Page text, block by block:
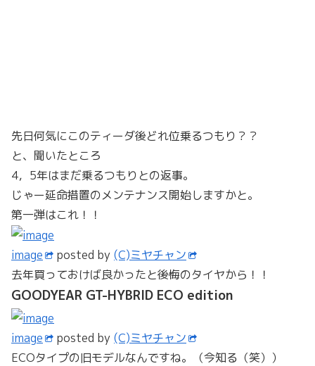
先日何気にこのティーダ後どれ位乗るつもり？？
と、聞いたところ
4，5年はまだ乗るつもりとの返事。
じゃー延命措置のメンテナンス開始しますかと。
第一弾はこれ！！
image posted by (C)ミヤチャン
去年買っておけば良かったと後悔のタイヤから！！
GOODYEAR GT-HYBRID ECO edition
image posted by (C)ミヤチャン
ECOタイプの旧モデルなんですね。（今知る（笑））